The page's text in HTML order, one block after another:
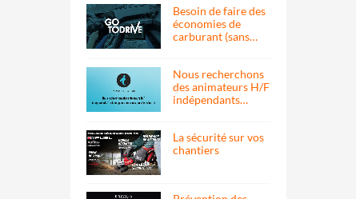
Besoin de faire des
économies de
carburant (sans…
Nous recherchons
des animateurs H/F
indépendants…
La sécurité sur vos
chantiers